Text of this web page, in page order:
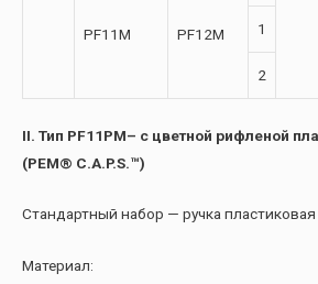
PF11M PF12M 1
2
II. Тип PF11PM– с цветной рифленой
(PEM® C.A.P.S.™)
Стандартный набор — ручка
Материал: